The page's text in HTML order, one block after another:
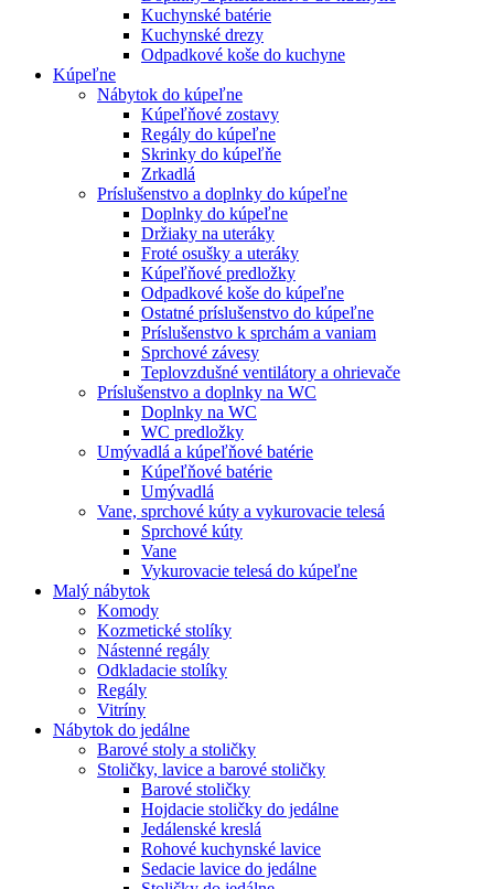
Kuchynské batérie
Kuchynské drezy
Odpadkové koše do kuchyne
Kúpeľne
Nábytok do kúpeľne
Kúpeľňové zostavy
Regály do kúpeľne
Skrinky do kúpeľňe
Zrkadlá
Príslušenstvo a doplnky do kúpeľne
Doplnky do kúpeľne
Držiaky na uteráky
Froté osušky a uteráky
Kúpeľňové predložky
Odpadkové koše do kúpeľne
Ostatné príslušenstvo do kúpeľne
Príslušenstvo k sprchám a vaniam
Sprchové závesy
Teplovzdušné ventilátory a ohrievače
Príslušenstvo a doplnky na WC
Doplnky na WC
WC predložky
Umývadlá a kúpeľňové batérie
Kúpeľňové batérie
Umývadlá
Vane, sprchové kúty a vykurovacie telesá
Sprchové kúty
Vane
Vykurovacie telesá do kúpeľne
Malý nábytok
Komody
Kozmetické stolíky
Nástenné regály
Odkladacie stolíky
Regály
Vitríny
Nábytok do jedálne
Barové stoly a stoličky
Stoličky, lavice a barové stoličky
Barové stoličky
Hojdacie stoličky do jedálne
Jedálenské kreslá
Rohové kuchynské lavice
Sedacie lavice do jedálne